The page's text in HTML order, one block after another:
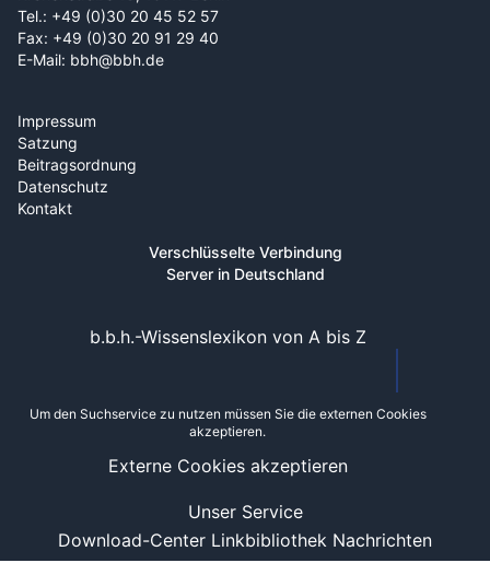
Tel.: +49 (0)30 20 45 52 57
Fax: +49 (0)30 20 91 29 40
E-Mail: bbh@bbh.de
Impressum
Satzung
Beitragsordnung
Datenschutz
Kontakt
Verschlüsselte Verbindung
Server in Deutschland
Unser Service
Download-Center Linkbibliothek Nachrichten
b.b.h.-Wissenslexikon von A bis Z
Um den Suchservice zu nutzen müssen Sie die externen Cookies
akzeptieren.
Externe Cookies akzeptieren